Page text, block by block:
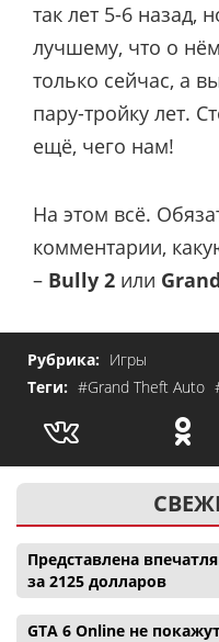
так лет 5-6 назад,
лучшему, что о
только сейчас, а
пару-тройку лет.
ещё, чего нам!
На этом всё.
комментарии,
– Bully 2 или
Рубрика: Игры
Теги: #Grand Theft Auto
Представлена
за 2125 долларов
GTA 6 Online не